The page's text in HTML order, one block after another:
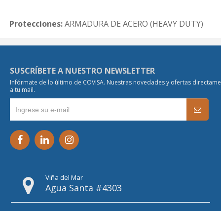
Protecciones:ARMADURA DE ACERO (HEAVY DUTY)
SUSCRÍBETE A NUESTRO NEWSLETTER
Infórmate de lo último de COVISA. Nuestras novedades y ofertas
a tu mail.
Viña del Mar
Agua Santa #4303